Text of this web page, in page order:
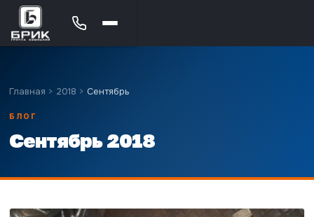
Главная > 2018 >Сентябрь
БЛОГ
Сентябрь 2018